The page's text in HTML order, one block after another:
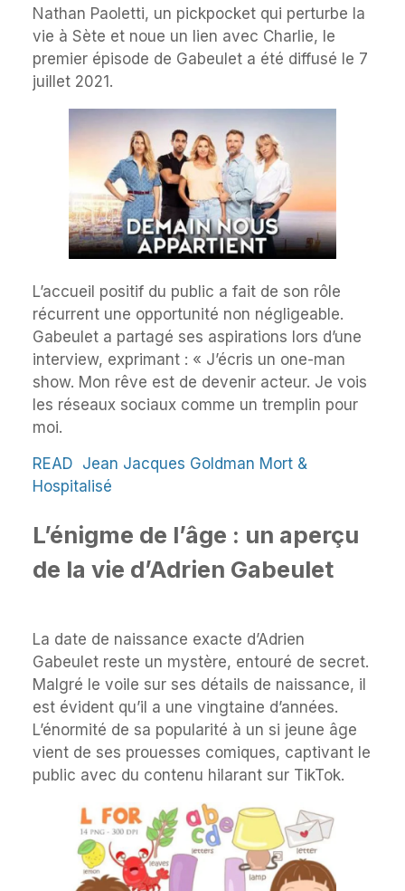
Nathan Paoletti, un pickpocket qui perturbe la
vie à Sète et noue un lien avec Charlie, le
premier épisode de Gabeulet a été diffusé le 7
juillet 2021.
L’accueil positif du public a fait de son rôle
récurrent une opportunité non négligeable.
Gabeulet a partagé ses aspirations lors d’une
interview, exprimant : « J’écris un one-man
show. Mon rêve est de devenir acteur. Je vois
les réseaux sociaux comme un tremplin pour
moi.
READ Jean Jacques Goldman Mort &
Hospitalisé
L’énigme de l’âge : un aperçu
de la vie d’Adrien Gabeulet
La date de naissance exacte d’Adrien
Gabeulet reste un mystère, entouré de secret.
Malgré le voile sur ses détails de naissance, il
est évident qu’il a une vingtaine d’années.
L’énormité de sa popularité à un si jeune âge
vient de ses prouesses comiques, captivant le
public avec du contenu hilarant sur TikTok.